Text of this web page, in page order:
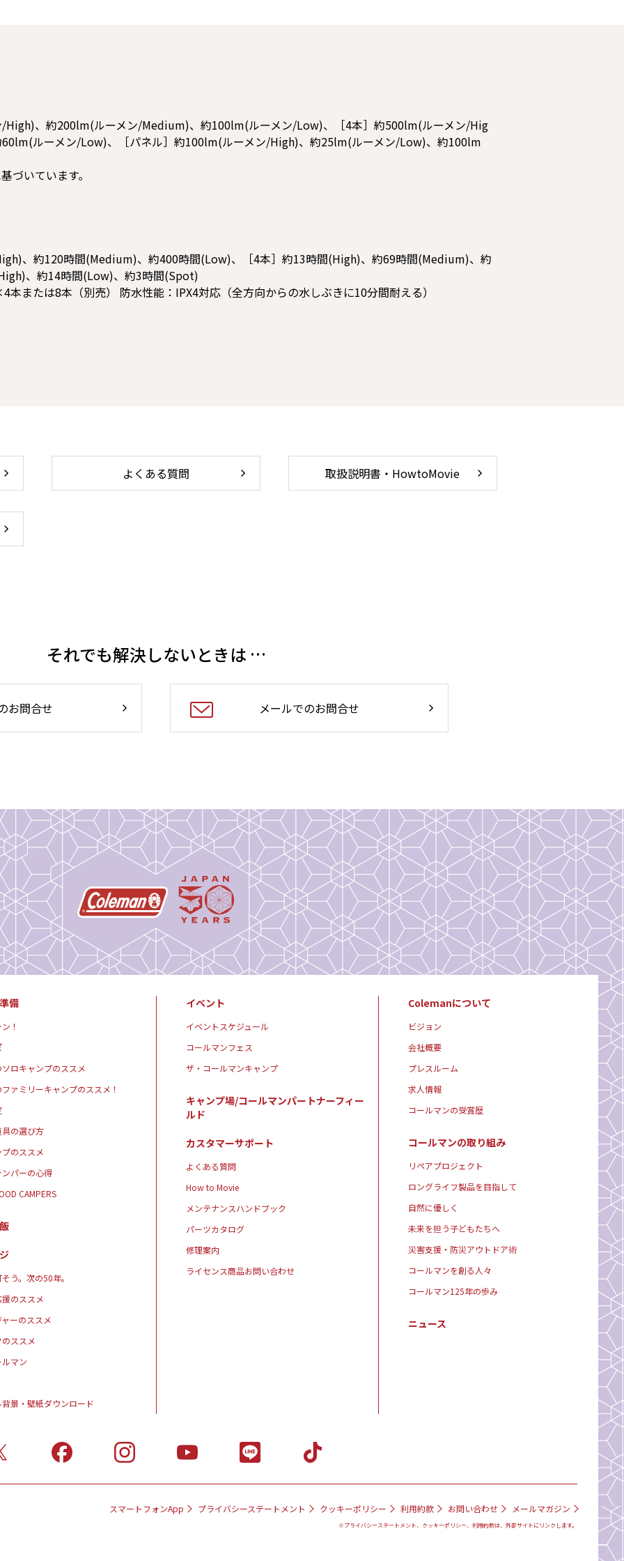
、約200lm(ルーメン/Medium)、約100lm(ルーメン/Low)、［4本］約500lm(ルーメン/Hig
ルーメン/Low)、［パネル］約100lm(ルーメン/High)、約25lm(ルーメン/Low)、約100lm
づいています。
、約120時間(Medium)、約400時間(Low)、［4本］約13時間(High)、約69時間(Medium)、約
、約14時間(Low)、約3時間(Spot)
または8本（別売） 防水性能：IPX4対応（全方向からの水しぶきに10分間耐える）
よくある質問 取扱説明書・HowtoMovie
それでも解決しないときは …
お問合せ メールでのお問合せ
備
！
ロキャンプのススメ
ァミリーキャンプのススメ！
の選び方
のススメ
パーの心得
CAMPERS
う。次の50年。
のススメ
ーのススメ
ススメ
マン
景・壁紙ダウンロード
イベント
イベントスケジュール
コールマンフェス
ザ・コールマンキャンプ
キャンプ場/コールマンパートナーフィー
ルド
カスタマーサポート
よくある質問
How to Movie
メンテナンスハンドブック
パーツカタログ
修理案内
ライセンス商品お問い合わせ
Colemanについて
ビジョン
会社概要
プレスルーム
求人情報
コールマンの受賞歴
コールマンの取り組み
リペアプロジェクト
ロングライフ製品を目指して
自然に優しく
未来を担う子どもたちへ
災害支援・防災アウトドア術
コールマンを創る人々
コールマン125年の歩み
ニュース
スマートフォンApp プライバシーステートメント クッキーポリシー 利用約款 お問い合わせ メールマガジン
※プライバシーステートメント、クッキーポリシー、利用約款は、外部サイトにリンクします。